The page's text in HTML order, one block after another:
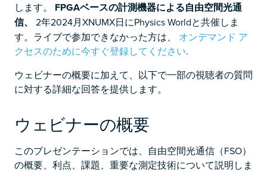
します。
FPGAベースの計測機器による自由空間光通
信、
2年2024月XNUMX日にPhysics Worldと共催しま
す。ライブで参加できなかった方は、 オンデマンド ア
クセスのために今すぐ登録してください.
ウェビナーの概要に加えて、以下で一部の視聴者の質問
に対する詳細な回答を提供します。
ウェビナーの概要
このプレゼンテーションでは、自由空間光通信（FSO）
の概要、利点、課題、重要な測定技術について説明しま